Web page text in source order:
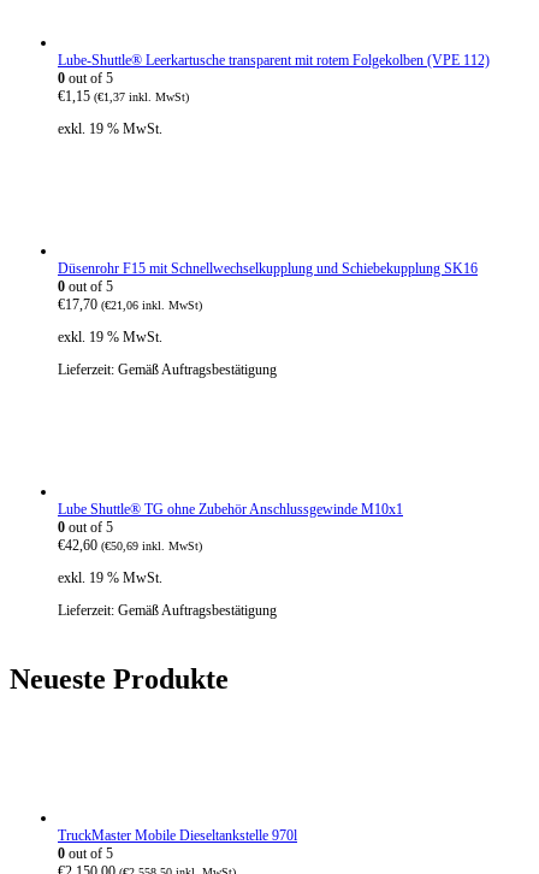
Lube-Shuttle® Leerkartusche transparent mit rotem Folgekolben (VPE 112)
0 out of 5
€1,15 (€1,37 inkl. MwSt)
exkl. 19 % MwSt.
Düsenrohr F15 mit Schnellwechselkupplung und Schiebekupplung SK16
0 out of 5
€17,70 (€21,06 inkl. MwSt)
exkl. 19 % MwSt.
Lieferzeit: Gemäß Auftragsbestätigung
Lube Shuttle® TG ohne Zubehör Anschlussgewinde M10x1
0 out of 5
€42,60 (€50,69 inkl. MwSt)
exkl. 19 % MwSt.
Lieferzeit: Gemäß Auftragsbestätigung
Neueste Produkte
TruckMaster Mobile Dieseltankstelle 970l
0 out of 5